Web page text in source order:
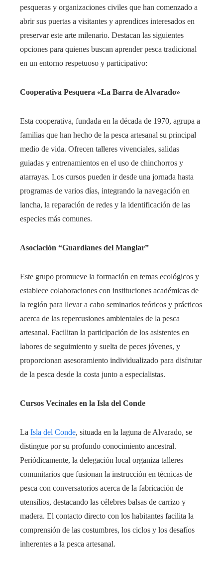
pesqueras y organizaciones civiles que han comenzado a
abrir sus puertas a visitantes y aprendices interesados en
preservar este arte milenario. Destacan las siguientes
opciones para quienes buscan aprender pesca tradicional
en un entorno respetuoso y participativo:
Cooperativa Pesquera «La Barra de Alvarado»
Esta cooperativa, fundada en la década de 1970, agrupa a
familias que han hecho de la pesca artesanal su principal
medio de vida. Ofrecen talleres vivenciales, salidas
guiadas y entrenamientos en el uso de chinchorros y
atarrayas. Los cursos pueden ir desde una jornada hasta
programas de varios días, integrando la navegación en
lancha, la reparación de redes y la identificación de las
especies más comunes.
Asociación “Guardianes del Manglar”
Este grupo promueve la formación en temas ecológicos y
establece colaboraciones con instituciones académicas de
la región para llevar a cabo seminarios teóricos y prácticos
acerca de las repercusiones ambientales de la pesca
artesanal. Facilitan la participación de los asistentes en
labores de seguimiento y suelta de peces jóvenes, y
proporcionan asesoramiento individualizado para disfrutar
de la pesca desde la costa junto a especialistas.
Cursos Vecinales en la Isla del Conde
La Isla del Conde, situada en la laguna de Alvarado, se
distingue por su profundo conocimiento ancestral.
Periódicamente, la delegación local organiza talleres
comunitarios que fusionan la instrucción en técnicas de
pesca con conversatorios acerca de la fabricación de
utensilios, destacando las célebres balsas de carrizo y
madera. El contacto directo con los habitantes facilita la
comprensión de las costumbres, los ciclos y los desafíos
inherentes a la pesca artesanal.